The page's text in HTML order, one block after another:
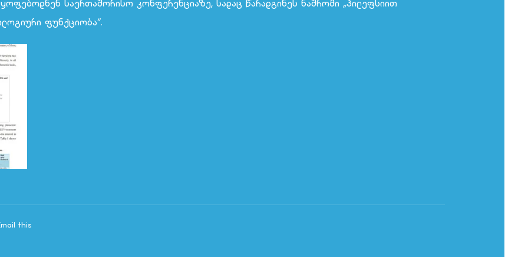
საერთაშორისო კონფერენციაზე, სადაც წარადგინეს ნაშრომი „პილეფსიით
ფუნქციობა“.
this